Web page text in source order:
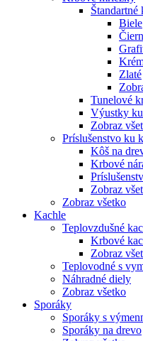
Biele
Zlaté
Tunelové
Výustky
Zobraz
Príslušenstvo ku
Kôš na
Krbové
Zobraz
Zobraz všetko
Kachle
Teplovzdušné
Krbové
Zobraz
Teplovodné s
Náhradné diely
Zobraz všetko
Sporáky
Sporáky s
Sporáky na drevo